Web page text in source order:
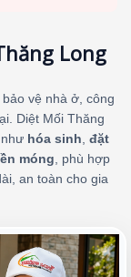
Long
vệ nhà ở, công
Diệt Mối Thăng
hóa sinh, đặt
móng, phù hợp
an toàn cho gia